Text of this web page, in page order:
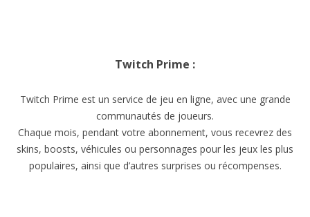
Twitch Prime :
Twitch Prime est un service de jeu en ligne, avec une grande
communautés de joueurs.
Chaque mois, pendant votre abonnement, vous recevrez des
skins, boosts, véhicules ou personnages pour les jeux les plus
populaires, ainsi que d’autres surprises ou récompenses.